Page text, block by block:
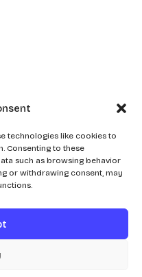
technologies like cookies to
Consenting to these
such as browsing behavior
or withdrawing consent, may